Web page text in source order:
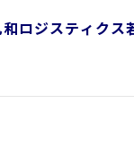
ロジスティクス